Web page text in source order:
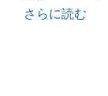
さらに読む